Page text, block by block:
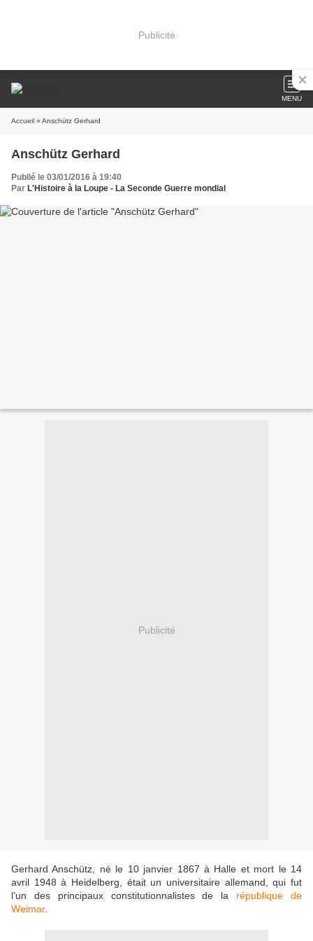
Publicité
MENU
Accueil » Anschütz Gerhard
Anschütz Gerhard
Publié le 03/01/2016 à 19:40
Par L'Histoire à la Loupe - La Seconde Guerre mondial
Publicité
Gerhard Anschütz, né le 10 janvier 1867 à Halle et mort le 14
avril 1948 à Heidelberg, était un universitaire allemand, qui fut
l’un des principaux constitutionnalistes de la république de
Weimar.